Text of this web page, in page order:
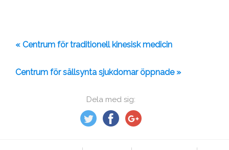
Dela med sig:
« Centrum för traditionell kinesisk medicin
Centrum för sällsynta sjukdomar öppnade »